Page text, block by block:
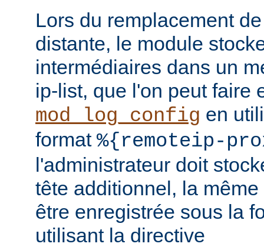
Lors du remplacement
distante, le module
intermédiaires dans un
ip-list, que l'on peut faire
mod_log_config en
format %{remoteip-
l'administrateur doit
tête additionnel, la
être enregistrée sous la
utilisant la directive